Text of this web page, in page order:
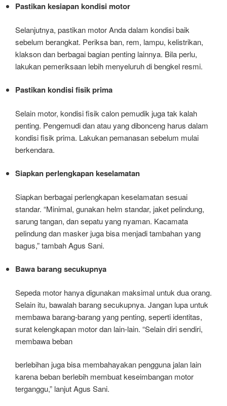
Pastikan kesiapan kondisi motor
Selanjutnya, pastikan motor Anda dalam kondisi baik
sebelum berangkat. Periksa ban, rem, lampu, kelistrikan,
klakson dan berbagai bagian penting lainnya. Bila perlu,
lakukan pemeriksaan lebih menyeluruh di bengkel resmi.
Pastikan kondisi fisik prima
Selain motor, kondisi fisik calon pemudik juga tak kalah
penting. Pengemudi dan atau yang dibonceng harus dalam
kondisi fisik prima. Lakukan pemanasan sebelum mulai
berkendara.
Siapkan perlengkapan keselamatan
Siapkan berbagai perlengkapan keselamatan sesuai
standar. “Minimal, gunakan helm standar, jaket pelindung,
sarung tangan, dan sepatu yang nyaman. Kacamata
pelindung dan masker juga bisa menjadi tambahan yang
bagus,” tambah Agus Sani.
Bawa barang secukupnya
Sepeda motor hanya digunakan maksimal untuk dua orang.
Selain itu, bawalah barang secukupnya. Jangan lupa untuk
membawa barang-barang yang penting, seperti identitas,
surat kelengkapan motor dan lain-lain. “Selain diri sendiri,
membawa beban
berlebihan juga bisa membahayakan pengguna jalan lain
karena beban berlebih membuat keseimbangan motor
terganggu,” lanjut Agus Sani.